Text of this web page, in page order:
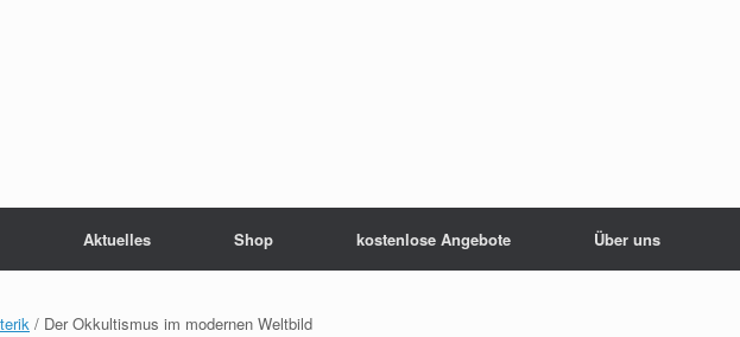
Aktuelles Shop kostenlose Angebote Über uns
/ Der Okkultismus im modernen Weltbild